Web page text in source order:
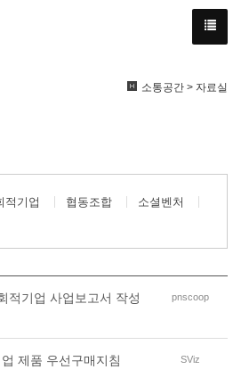
소통공간 > 자료실
적기업 협동조합
소셜벤처
적기업 사업보고서 작성
pnscoop
제품 우선구매지침
SViz